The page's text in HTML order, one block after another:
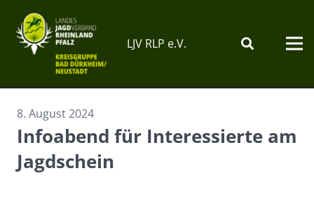
LJV RLP e.V.
8. August 2024
Infoabend für Interessierte am
Jagdschein